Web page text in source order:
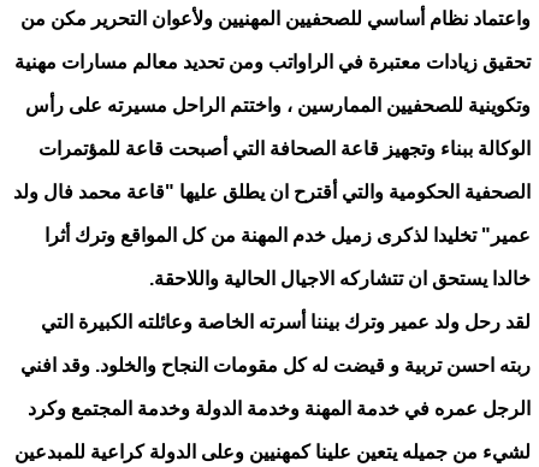
واعتماد نظام أساسي للصحفيين المهنيين ولأعوان التحرير مكن من
تحقيق زيادات معتبرة في الراواتب ومن تحديد معالم مسارات مهنية
وتكوينية للصحفيين الممارسين ، واختتم الراحل مسيرته على رأس
الوكالة ببناء وتجهيز قاعة الصحافة التي أصبحت قاعة للمؤتمرات
الصحفية الحكومية والتي أقترح ان يطلق عليها "قاعة محمد فال ولد
عمير" تخليدا لذكرى زميل خدم المهنة من كل المواقع وترك أثرا
خالدا يستحق ان تتشاركه الاجيال الحالية واللاحقة.
لقد رحل ولد عمير وترك بيننا أسرته الخاصة وعائلته الكبيرة التي
ربته احسن تربية و قيضت له كل مقومات النجاح والخلود. وقد افني
الرجل عمره في خدمة المهنة وخدمة الدولة وخدمة المجتمع وكرد
لشيء من جميله يتعين علينا كمهنيين وعلى الدولة كراعية للمبدعين